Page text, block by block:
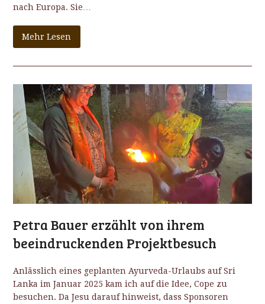
nach Europa. Sie…
Mehr Lesen
Petra Bauer erzählt von ihrem
beeindruckenden Projektbesuch
Anlässlich eines geplanten Ayurveda-Urlaubs auf Sri
Lanka im Januar 2025 kam ich auf die Idee, Cope zu
besuchen. Da Jesu darauf hinweist, dass Sponsoren